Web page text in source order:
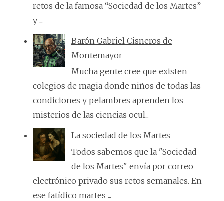
retos de la famosa “Sociedad de los Martes”
y ...
Barón Gabriel Cisneros de
Montemayor
Mucha gente cree que existen
colegios de magia donde niños de todas las
condiciones y pelambres aprenden los
misterios de las ciencias ocul...
La sociedad de los Martes
Todos sabemos que la "Sociedad
de los Martes" envía por correo
electrónico privado sus retos semanales. En
ese fatídico martes ...